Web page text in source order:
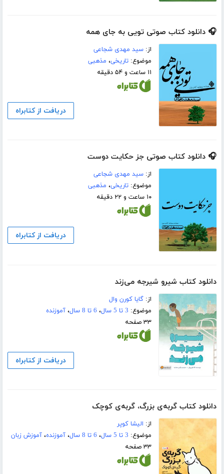
🎧 دانلود کتاب صوتی تویی به جای همه
از:سید مهدی شجاعی
موضوع:تاریخی، مذهبی
۱۱ ساعت و ۵۴ دقیقه
دریافت از کتابراه
🎧 دانلود کتاب صوتی جز حکایت دوست
از:سید مهدی شجاعی
موضوع:تاریخی، مذهبی
۱۰ ساعت و ۲۲ دقیقه
دریافت از کتابراه
دانلود کتاب شیرو شیرجه می‌زند
از:گایا کورن وال
موضوع: 3 تا 5 سال ، 6 تا 8 سال ،آموزنده
۳۳ صفحه
دریافت از کتابراه
دانلود کتاب گربه‌ی بزرگ، گربه‌ی کوچک
از: الیشا کوپر
موضوع: 3 تا 5 سال ، 6 تا 8 سال ،آموزنده،آموزش زبان
۳۳ صفحه